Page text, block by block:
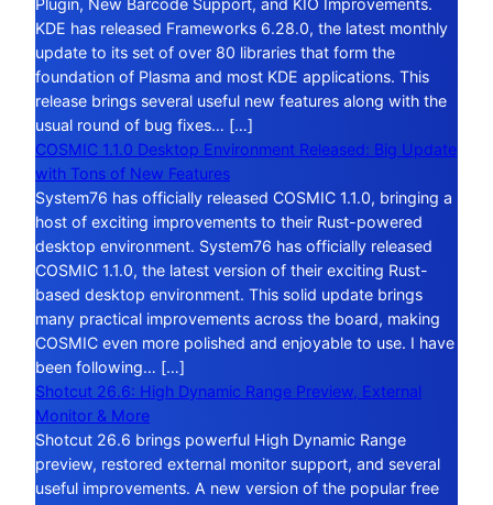
Plugin, New Barcode Support, and KIO Improvements.
KDE has released Frameworks 6.28.0, the latest monthly
update to its set of over 80 libraries that form the
foundation of Plasma and most KDE applications. This
release brings several useful new features along with the
usual round of bug fixes… […]
COSMIC 1.1.0 Desktop Environment Released: Big Update
with Tons of New Features
System76 has officially released COSMIC 1.1.0, bringing a
host of exciting improvements to their Rust-powered
desktop environment. System76 has officially released
COSMIC 1.1.0, the latest version of their exciting Rust-
based desktop environment. This solid update brings
many practical improvements across the board, making
COSMIC even more polished and enjoyable to use. I have
been following… […]
Shotcut 26.6: High Dynamic Range Preview, External
Monitor & More
Shotcut 26.6 brings powerful High Dynamic Range
preview, restored external monitor support, and several
useful improvements. A new version of the popular free